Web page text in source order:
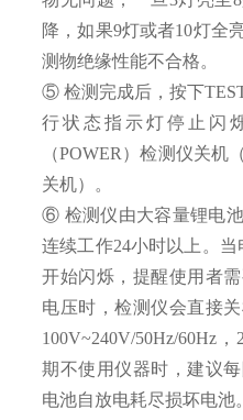
降，如果9灯或者10灯全
测物绝缘性能不合格。
⑤检测完成后，按下
行状态指示灯停止闪
（POWER ）检测仪关机（
关机）。
⑥ 检测仪由大容量锂电
连续工作24小时以上。当
开始闪烁，提醒使用者
电压时，检测仪会直接
100V~240V/50Hz/60Hz
期不使用仪器时，建议
电池自放电耗尽损坏电池。